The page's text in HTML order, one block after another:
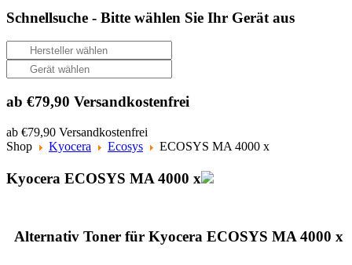
Schnellsuche - Bitte wählen Sie Ihr Gerät aus
ab €79,90 Versandkostenfrei
ab €79,90 Versandkostenfrei
Shop
Kyocera Ecosys ECOSYS MA 4000 x
Kyocera ECOSYS MA 4000 x
Alternativ Toner für Kyocera ECOSYS MA 4000 x